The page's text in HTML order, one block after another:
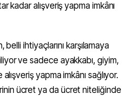
kadar alışveriş yapma imkânı
belli ihtiyaçlarını karşılamaya
ve sadece ayakkabı, giyim,
yapma imkânı sağlıyor.
ücret ya da ücret niteliğinde